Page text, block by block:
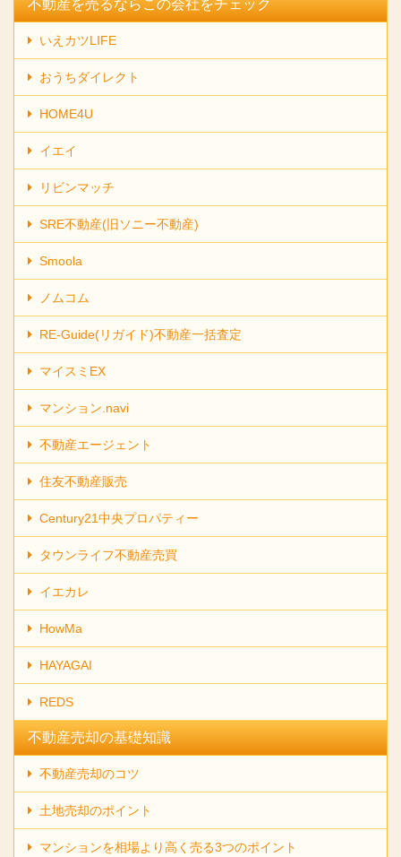
不動産を売るならこの会社をチェック
いえカツLIFE
おうちダイレクト
HOME4U
イエイ
リビンマッチ
SRE不動産(旧ソニー不動産)
Smoola
ノムコム
RE-Guide(リガイド)不動産一括査定
マイスミEX
マンション.navi
不動産エージェント
住友不動産販売
Century21中央プロパティー
タウンライフ不動産売買
イエカレ
HowMa
HAYAGAI
REDS
不動産売却の基礎知識
不動産売却のコツ
土地売却のポイント
マンションを相場より高く売る3つのポイント